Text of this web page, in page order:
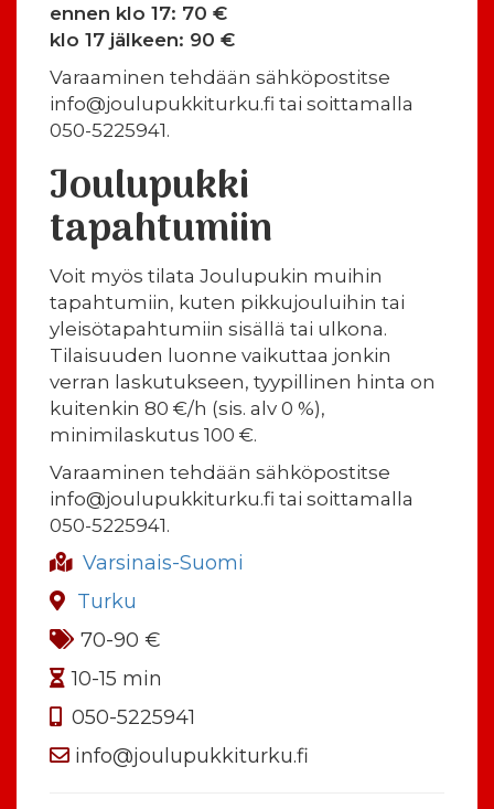
ennen klo 17: 70 €
klo 17 jälkeen: 90 €
Varaaminen tehdään sähköpostitse
info@joulupukkiturku.fi tai soittamalla
050-5225941.
Joulupukki
tapahtumiin
Voit myös tilata Joulupukin muihin
tapahtumiin, kuten pikkujouluihin tai
yleisötapahtumiin sisällä tai ulkona.
Tilaisuuden luonne vaikuttaa jonkin
verran laskutukseen, tyypillinen hinta on
kuitenkin 80 €/h (sis. alv 0 %),
minimilaskutus 100 €.
Varaaminen tehdään sähköpostitse
info@joulupukkiturku.fi tai soittamalla
050-5225941.
Varsinais-Suomi
Turku
70-90 €
10-15 min
050-5225941
info@joulupukkiturku.fi